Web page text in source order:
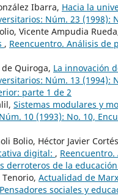
Ibarra, Hacia la
Núm. 23 (1998):
Vicente Ampudia
, Reencuentro. Análisis de
Quiroga, La innovación
Núm. 13 (1994):
parte 1 de 2
Sistemas modulares y
10 (1993): No. 10,
Bolio, Héctor Javier
digital: ,
derroteros de la
Actualidad de Marx
sociales y